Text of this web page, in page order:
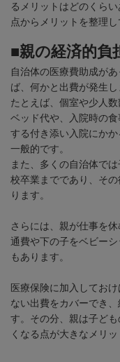
るメリットはどのくら
点からメリットを整理し
■親の経済的負
自治体の医療費助成が
ば、何かと出費が発生し
たとえば、個室や少人
ベッド代や、入院時の
する付き添い入院にか
一般的です。
また、多くの自治体で
校卒業までであり、そ
ります。
さらには、親が仕事を
通費や下の子をベビー
もあります。
医療保険に加入してお
ない出費をカバーでき
す。その分、親は子ど
くなる点が大きなメリッ